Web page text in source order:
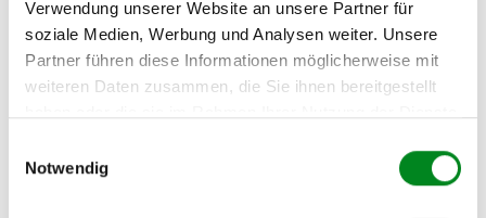
Verwendung unserer Website an unsere Partner für
soziale Medien, Werbung und Analysen weiter. Unsere
Partner führen diese Informationen möglicherweise mit
weiteren Daten zusammen, die Sie ihnen bereitgestellt
Notwendig
Person
Hersteller
Unternehmensname:
Am Wasserturm 55, Coesfeld, NRW, 48653, DE